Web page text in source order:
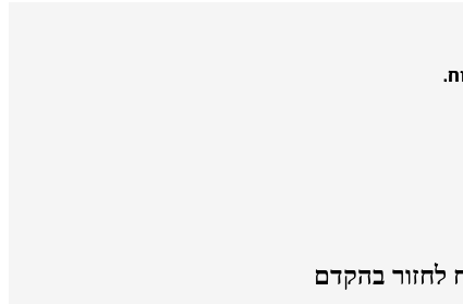
לחזור בהקדם